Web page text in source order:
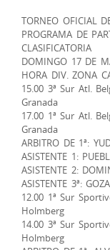
TORNEO OFICIAL
PROGRAMA DE
CLASIFICATORIA
DOMINGO 17 DE
HORA DIV. ZONA
15.00 3ª Sur Atl.
Granada
17.00 1ª Sur Atl.
Granada
ARBITRO DE 1ª:
ASISTENTE 1:
ASISTENTE 2:
ASISTENTE 3ª:
12.00 1ª Sur
Holmberg
14.00 3ª Sur
Holmberg